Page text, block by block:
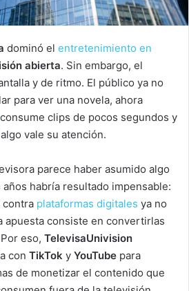
dominó el entretenimiento en
abierta. Sin embargo, el
y de ritmo. El público ya no
para ver una novela, ahora
clips de pocos segundos y
vale su atención.
parece haber asumido algo
habría resultado impensable:
plataformas digitales ya no
apuesta consiste en convertirlas
eso, TelevisaUnivision
con TikTok y YouTube para
de monetizar el contenido que